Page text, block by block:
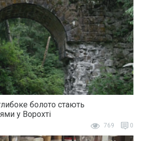
болото стають
у Ворохті
769 0